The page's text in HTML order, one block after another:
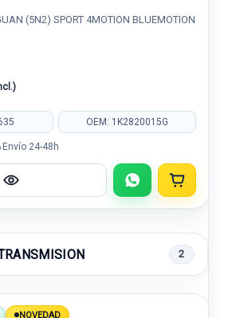
(5N2) SPORT 4MOTION BLUEMOTION
OEM: 1K2820015G
Envío 24-48h
2
NOVEDAD